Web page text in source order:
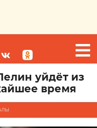
уйдёт из
время